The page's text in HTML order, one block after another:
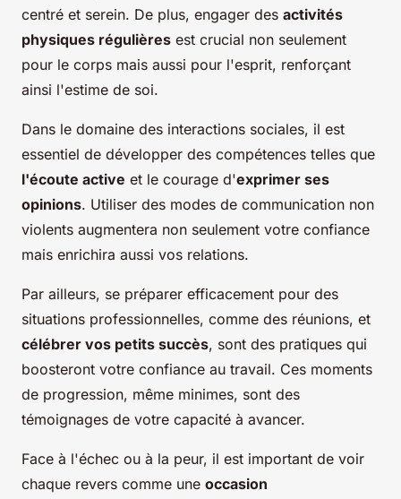
centré et serein. De plus, engager des activités
physiques régulières est crucial non seulement
pour le corps mais aussi pour l'esprit, renforçant
ainsi l'estime de soi.
Dans le domaine des interactions sociales, il est
essentiel de développer des compétences telles que
l'écoute active et le courage d'exprimer ses
opinions. Utiliser des modes de communication non
violents augmentera non seulement votre confiance
mais enrichira aussi vos relations.
Par ailleurs, se préparer efficacement pour des
situations professionnelles, comme des réunions, et
célébrer vos petits succès, sont des pratiques qui
boosteront votre confiance au travail. Ces moments
de progression, même minimes, sont des
témoignages de votre capacité à avancer.
Face à l'échec ou à la peur, il est important de voir
chaque revers comme une occasion